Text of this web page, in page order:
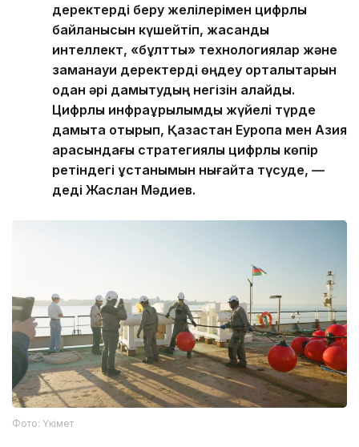
деректерді беру желілерімен цифрлық
байланысын күшейтіп, жасанды
интеллект, «бұлтты» технологиялар және
заманауи деректерді өңдеу орталықтарын
одан әрі дамытудың негізін қалайды.
Цифрлық инфрақұрылымды жүйелі түрде
дамыта отырып, Қазақстан Еуропа мен Азия
арасындағы стратегиялық цифрлық көпір
ретіндегі ұстанымын нығайта түсуде, —
деді Жаслан Мәдиев.
Фото: Үкімет